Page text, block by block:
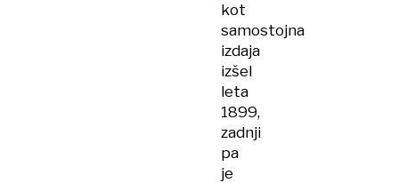
kot
samostojna
izdaja
izšel
leta
1899,
zadnji
pa
je